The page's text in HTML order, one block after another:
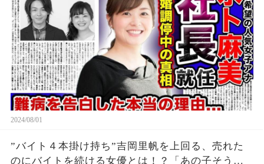
2024/08/01
”バイト４本掛け持ち”吉岡里帆を上回る、売れた
のにバイトを続ける女優とは！？「あの子そうな